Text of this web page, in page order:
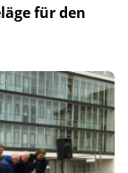
für den